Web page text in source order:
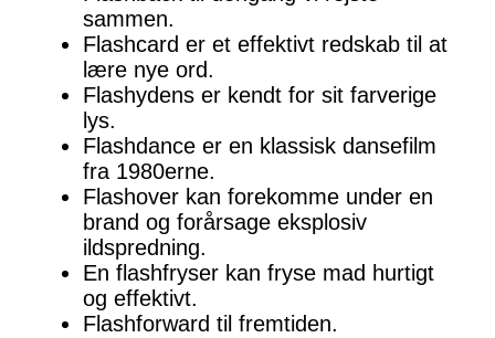
sammen.
Flashcard er et effektivt redskab til at
lære nye ord.
Flashydens er kendt for sit farverige
lys.
Flashdance er en klassisk dansefilm
fra 1980erne.
Flashover kan forekomme under en
brand og forårsage eksplosiv
ildspredning.
En flashfryser kan fryse mad hurtigt
og effektivt.
Flashforward til fremtiden.